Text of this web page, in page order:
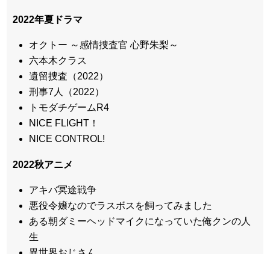
2022年夏ドラマ
オクトー ～感情捜査官 心野朱梨～
六本木クラス
遺留捜査（2022）
刑事7人（2022）
トモダチゲームR4
NICE FLIGHT！
NICE CONTROL!
2022秋アニメ
アキバ冥途戦争
悪役令嬢なのでラスボスを飼ってみました
ある朝ダミーヘッドマイクになっていた俺クンの人
生